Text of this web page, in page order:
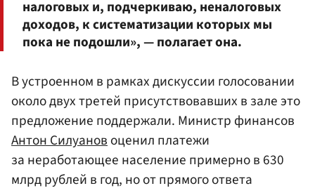
налоговых и, подчеркиваю, неналоговых
доходов, к систематизации которых мы
пока не подошли», — полагает она.
В устроенном в рамках дискуссии голосовании
около двух третей присутствовавших в зале это
предложение поддержали. Министр финансов
Антон Силуановоценил платежи
за неработающее население примерно в 630
млрд рублей в год, но от прямого ответа